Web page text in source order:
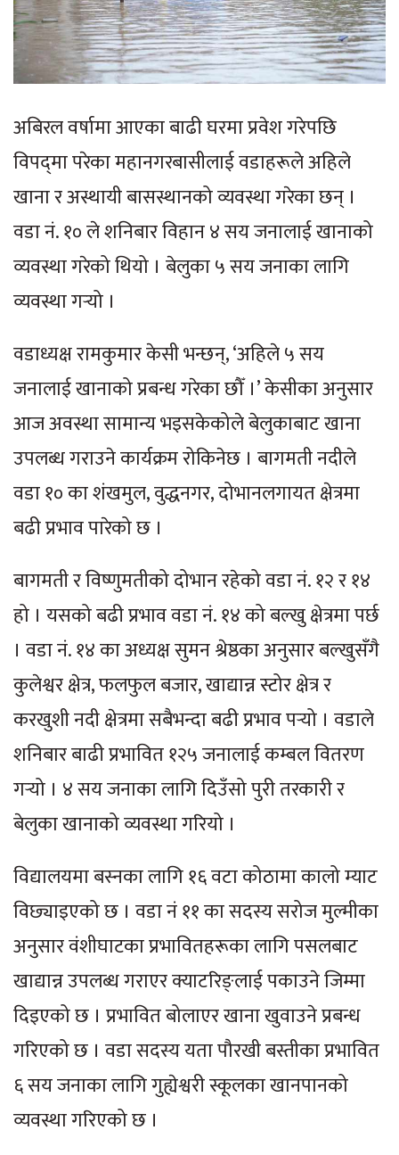
अबिरल वर्षामा आएका बाढी घरमा प्रवेश गरेपछि
विपद्‌मा परेका महानगरबासीलाई वडाहरूले अहिले
खाना र अस्थायी बासस्थानको व्यवस्था गरेका छन् ।
वडा नं. १० ले शनिबार विहान ४ सय जनालाई खानाको
व्यवस्था गरेको थियो । बेलुका ५ सय जनाका लागि
व्यवस्था गर्‍यो ।
वडाध्यक्ष रामकुमार केसी भन्छन्, ‘अहिले ५ सय
जनालाई खानाको प्रबन्ध गरेका छौँ ।’ केसीका अनुसार
आज अवस्था सामान्य भइसकेकोले बेलुकाबाट खाना
उपलब्ध गराउने कार्यक्रम रोकिनेछ । बागमती नदीले
वडा १० का शंखमुल, वुद्धनगर, दोभानलगायत क्षेत्रमा
बढी प्रभाव पारेको छ ।
बागमती र विष्णुमतीको दोभान रहेको वडा नं. १२ र १४
हो । यसको बढी प्रभाव वडा नं. १४ को बल्खु क्षेत्रमा पर्छ
। वडा नं. १४ का अध्यक्ष सुमन श्रेष्ठका अनुसार बल्खुसँगै
कुलेश्वर क्षेत्र, फलफुल बजार, खाद्यान्न स्टोर क्षेत्र र
करखुशी नदी क्षेत्रमा सबैभन्दा बढी प्रभाव पर्‍यो । वडाले
शनिबार बाढी प्रभावित १२५ जनालाई कम्बल वितरण
गर्‍यो । ४ सय जनाका लागि दिउँसो पुरी तरकारी र
बेलुका खानाको व्यवस्था गरियो ।
विद्यालयमा बस्नका लागि १६ वटा कोठामा कालो म्याट
विछ्याइएको छ । वडा नं ११ का सदस्य सरोज मुल्मीका
अनुसार वंशीघाटका प्रभावितहरूका लागि पसलबाट
खाद्यान्न उपलब्ध गराएर क्याटरिङ्लाई पकाउने जिम्मा
दिइएको छ । प्रभावित बोलाएर खाना खुवाउने प्रबन्ध
गरिएको छ । वडा सदस्य यता पौरखी बस्तीका प्रभावित
६ सय जनाका लागि गुह्येश्वरी स्कूलका खानपानको
व्यवस्था गरिएको छ ।